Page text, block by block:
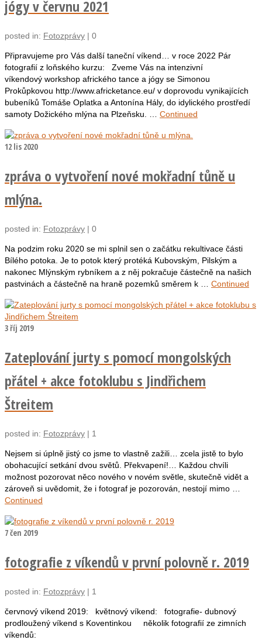
jógy v červnu 2021
posted in: Fotozprávy | 0
Připravujeme pro Vás další taneční víkend… v roce 2022 Pár
fotografií z loňského kurzu: Zveme Vás na intenzivní
víkendový workshop afrického tance a jógy se Simonou
Prokůpkovou http://www.africketance.eu/ v doprovodu vynikajících
bubeníků Tomáše Oplatka a Antonína Hály, do idylického prostředí
samoty Dožického mlýna na Plzeňsku. … Continued
12 lis 2020
zpráva o vytvoření nové mokřadní tůně u
mlýna.
posted in: Fotozprávy | 0
Na podzim roku 2020 se mi splnil sen o začátku rekultivace části
Bílého potoka. Je to potok který protéká Kubovským, Pilským a
nakonec Mlýnským rybníkem a z něj pokračuje částečně na našich
pastvinách a částečně na hraně pozemků směrem k … Continued
3říj 2019
Zateplování jurty s pomocí mongolských
přátel + akce fotoklubu s Jindřichem
Štreitem
posted in: Fotozprávy | 1
Nejsem si úplně jistý co jsme to vlastně zažili… zcela jistě to bylo
obohacující setkání dvou světů. Překvapení!… Každou chvíli
možnost pozorovat něco nového v novém světle, skutečně vidět a
zároveň si uvědomit, že i fotograf je pozorován, nestojí mimo …
Continued
7čen 2019
fotografie z víkendů v první polovně r. 2019
posted in: Fotozprávy | 1
červnový víkend 2019: květnový víkend: fotografie- dubnový
prodloužený víkend s Koventinkou několik fotografií ze zimních
víkendů: